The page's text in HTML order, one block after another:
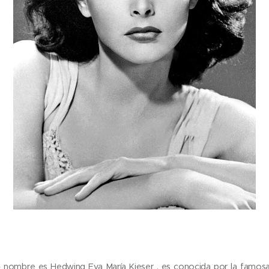
es Hedwing Eva María Kieser , es conocida por la